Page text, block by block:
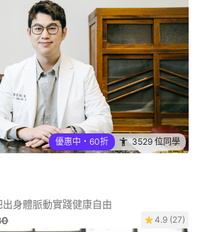
優惠中・60折 3529 位同學
身體脈動實踐健康自由
4.9 (27)